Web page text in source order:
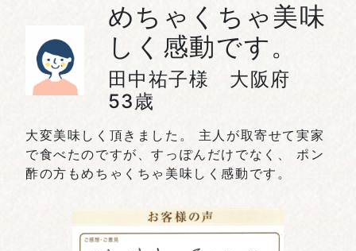
めちゃくちゃ美味
しく感動です。
田中祐子様 大阪府
53歳
大変美味しく頂きました。 主人が取寄せて実家
で食べたのですが、すっぽんだけでなく、 ポン
酢の方もめちゃくちゃ美味しく感動です。